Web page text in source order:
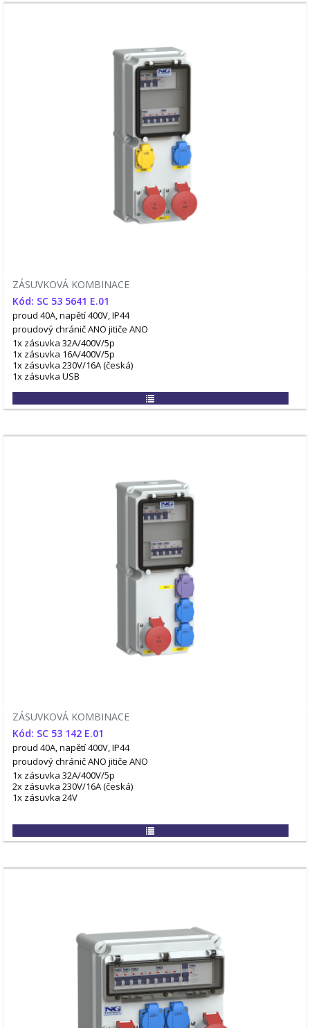
ZÁSUVKOVÁ KOMBINACE
Kód: SC 53 5641 E.01
proud 40A, napětí 400V, IP44
proudový chránič ANO jitiče ANO
1x zásuvka 32A/400V/5p
1x zásuvka 16A/400V/5p
1x zásuvka 230V/16A (česká)
1x zásuvka USB
ZÁSUVKOVÁ KOMBINACE
Kód: SC 53 142 E.01
proud 40A, napětí 400V, IP44
proudový chránič ANO jitiče ANO
1x zásuvka 32A/400V/5p
2x zásuvka 230V/16A (česká)
1x zásuvka 24V